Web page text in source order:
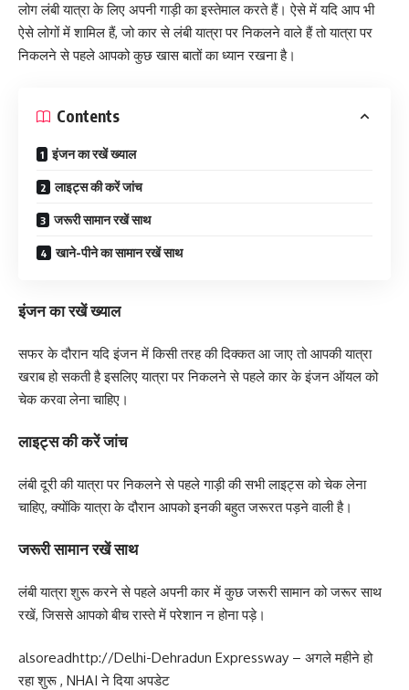
लोग लंबी यात्रा के लिए अपनी गाड़ी का इस्तेमाल करते हैं। ऐसे में यदि आप भी
ऐसे लोगों में शामिल हैं, जो कार से लंबी यात्रा पर निकलने वाले हैं तो यात्रा पर
निकलने से पहले आपको कुछ खास बातों का ध्यान रखना है।
Contents
इंजन का रखें ख्याल
लाइट्स की करें जांच
जरूरी सामान रखें साथ
खाने-पीने का सामान रखें साथ
इंजन का रखें ख्याल
सफर के दौरान यदि इंजन में किसी तरह की दिक्कत आ जाए तो आपकी यात्रा
खराब हो सकती है इसलिए यात्रा पर निकलने से पहले कार के इंजन ऑयल को
चेक करवा लेना चाहिए।
लाइट्स की करें जांच
लंबी दूरी की यात्रा पर निकलने से पहले गाड़ी की सभी लाइट्स को चेक लेना
चाहिए, क्योंकि यात्रा के दौरान आपको इनकी बहुत जरूरत पड़ने वाली है।
जरूरी सामान रखें साथ
लंबी यात्रा शुरू करने से पहले अपनी कार में कुछ जरूरी सामान को जरूर साथ
रखें, जिससे आपको बीच रास्ते में परेशान न होना पड़े।
alsoreadhttp://Delhi-Dehradun Expressway – अगले महीने हो
रहा शुरू , NHAI ने दिया अपडेट